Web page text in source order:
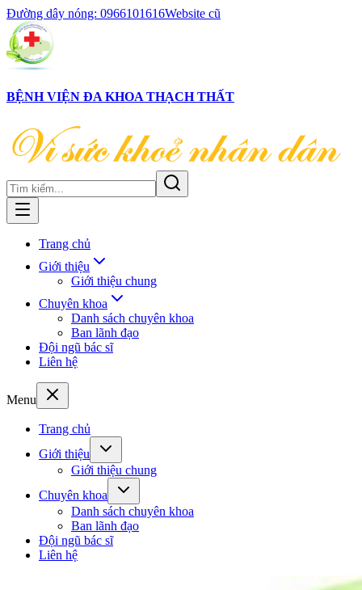
Đường dây nóng: 0966101616Website cũ
BỆNH VIỆN ĐA KHOA THẠCH THẤT
Trang chủ
Giới thiệu
Giới thiệu chung
Chuyên khoa
Danh sách chuyên khoa
Ban lãnh đạo
Đội ngũ bác sĩ
Liên hệ
Menu
Trang chủ
Giới thiệu
Giới thiệu chung
Chuyên khoa
Danh sách chuyên khoa
Ban lãnh đạo
Đội ngũ bác sĩ
Liên hệ